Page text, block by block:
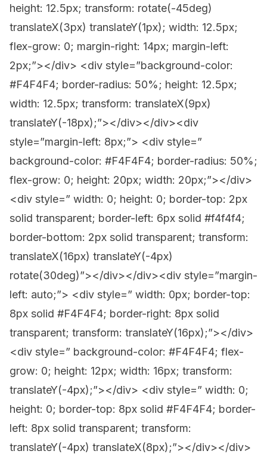
height: 12.5px; transform: rotate(-45deg)
translateX(3px) translateY(1px); width: 12.5px;
flex-grow: 0; margin-right: 14px; margin-left:
2px;”></div> <div style=”background-color:
#F4F4F4; border-radius: 50%; height: 12.5px;
width: 12.5px; transform: translateX(9px)
translateY(-18px);”></div></div><div
style=”margin-left: 8px;”> <div style=”
background-color: #F4F4F4; border-radius: 50%;
flex-grow: 0; height: 20px; width: 20px;”></div>
<div style=” width: 0; height: 0; border-top: 2px
solid transparent; border-left: 6px solid #f4f4f4;
border-bottom: 2px solid transparent; transform:
translateX(16px) translateY(-4px)
rotate(30deg)”></div></div><div style=”margin-
left: auto;”> <div style=” width: 0px; border-top:
8px solid #F4F4F4; border-right: 8px solid
transparent; transform: translateY(16px);”></div>
<div style=” background-color: #F4F4F4; flex-
grow: 0; height: 12px; width: 16px; transform:
translateY(-4px);”></div> <div style=” width: 0;
height: 0; border-top: 8px solid #F4F4F4; border-
left: 8px solid transparent; transform:
translateY(-4px) translateX(8px);”></div></div>